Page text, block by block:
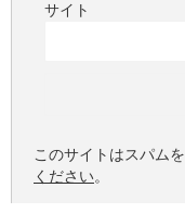
サイト
このサイトはスパム
ください。